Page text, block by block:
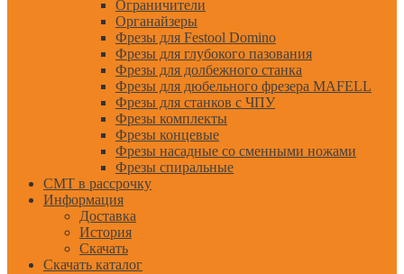
Ограничители
Органайзеры
Фрезы для Festool Domino
Фрезы для глубокого пазования
Фрезы для долбежного станка
Фрезы для дюбельного фрезера MAFELL
Фрезы для станков с ЧПУ
Фрезы комплекты
Фрезы концевые
Фрезы насадные со сменными ножами
Фрезы спиральные
CMT в рассрочку
Информация
Доставка
История
Скачать
Скачать каталог